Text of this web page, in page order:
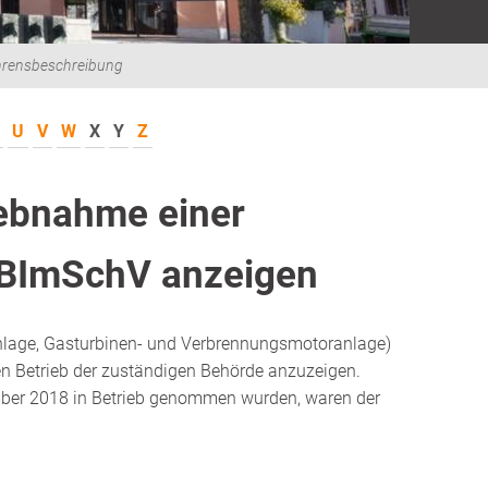
U V W X Y Z
einer
anzeigen
Gasturbinen- und Verbrennungsmotoranlage)
Betrieb der zuständigen Behörde anzuzeigen.
2018 in Betrieb genommen wurden, waren der